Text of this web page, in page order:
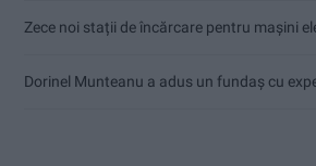
Zece noi stații de încărcare pentru mașini
Dorinel Munteanu a adus un fundaș cu